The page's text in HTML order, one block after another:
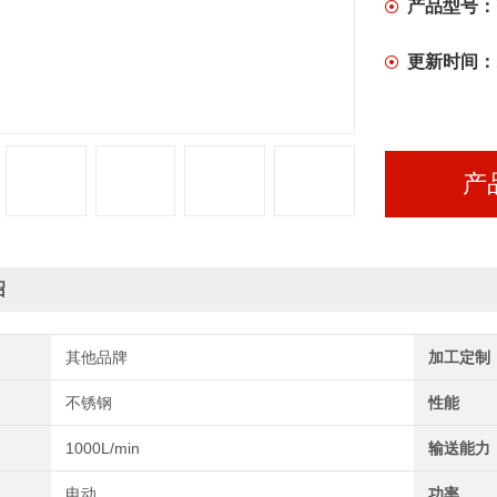
产品型号：
更新时间：
产
其他品牌 加工定制
不锈钢 性能
1000L/min 输送能力